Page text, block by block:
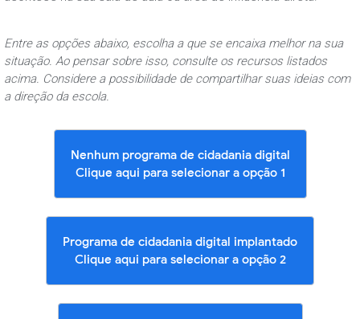
Entre as opções abaixo, escolha a que se encaixa melhor na sua
situação. Ao pensar sobre isso, consulte os recursos listados
acima. Considere a possibilidade de compartilhar suas ideias com
a direção da escola.
Nenhum programa de cidadania digital
Clique aqui para selecionar a opção 1
Programa de cidadania digital implantado
Clique aqui para selecionar a opção 2